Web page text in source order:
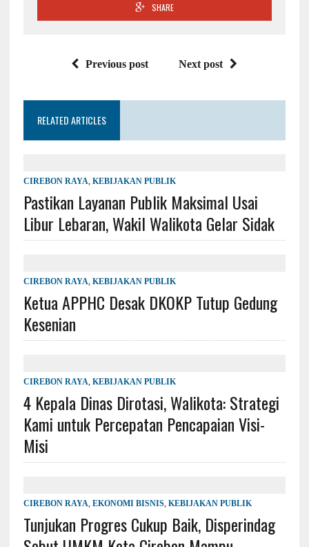
SHARE
Previous post Next post
RELATED ARTICLES
CIREBON RAYA KEBIJAKAN PUBLIK
Pastikan Layanan Publik Maksimal Usai
Libur Lebaran, Wakil Walikota Gelar Sidak
CIREBON RAYA KEBIJAKAN PUBLIK
Ketua APPHC Desak DKOKP Tutup Gedung
Kesenian
CIREBON RAYA KEBIJAKAN PUBLIK
4 Kepala Dinas Dirotasi, Walikota: Strategi
Kami untuk Percepatan Pencapaian Visi-
Misi
CIREBON RAYA EKONOMI BISNIS, KEBIJAKAN PUBLIK
Tunjukan Progres Cukup Baik, Disperindag